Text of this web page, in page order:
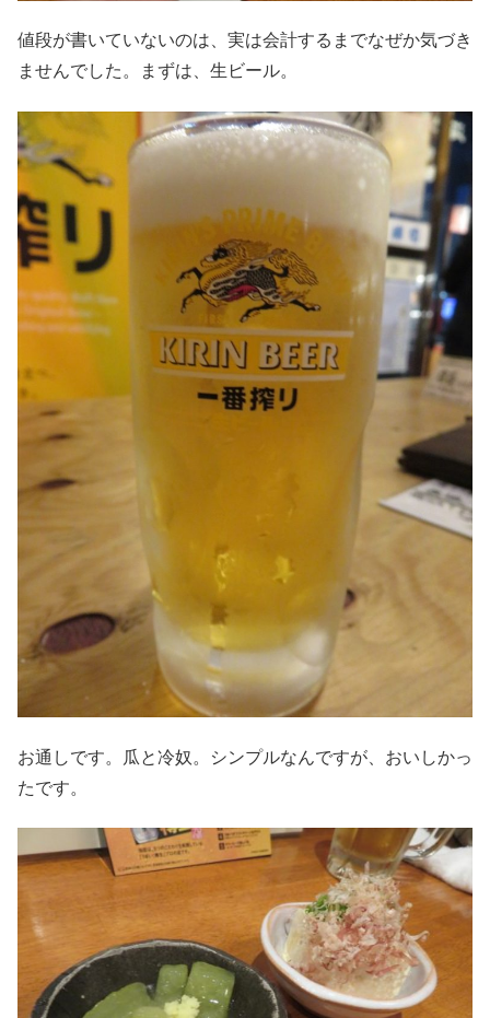
値段が書いていないのは、実は会計するまでなぜか気づき
ませんでした。まずは、生ビール。
お通しです。瓜と冷奴。シンプルなんですが、おいしかっ
たです。